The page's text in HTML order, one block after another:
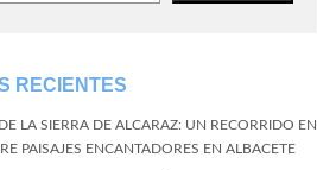
RECIENTES
LA SIERRA DE ALCARAZ: UN RECORRIDO EN
PAISAJES ENCANTADORES EN ALBACETE